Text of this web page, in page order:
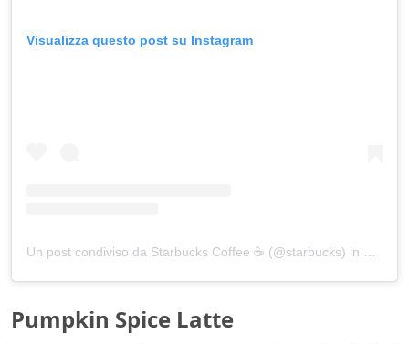
Visualizza questo post su Instagram
Un post condiviso da Starbucks Coffee ☕ (@starbucks) in data:
Pumpkin Spice Latte